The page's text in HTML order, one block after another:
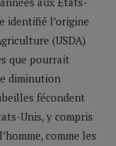
identifié l’origine
(USDA)
que pourrait
diminution
fécondent
Unis, y compris
comme les